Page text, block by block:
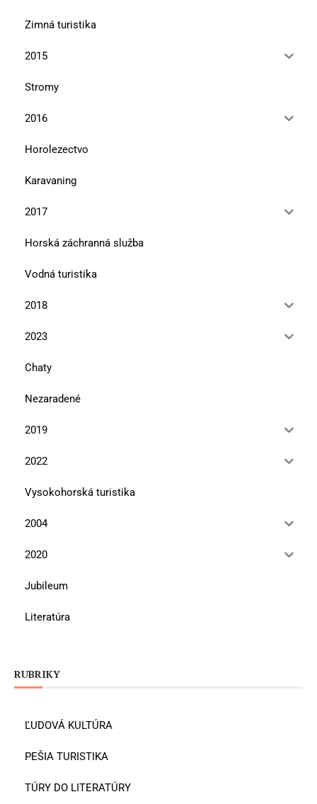
Zimná turistika
2015
Stromy
2016
Horolezectvo
Karavaning
2017
Horská záchranná služba
Vodná turistika
2018
2023
Chaty
Nezaradené
2019
2022
Vysokohorská turistika
2004
2020
Jubileum
Literatúra
RUBRIKY
ĽUDOVÁ KULTÚRA
PEŠIA TURISTIKA
TÚRY DO LITERATÚRY